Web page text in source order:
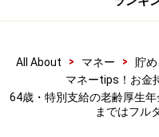
ではございません
※記事内容は執筆時点のも
本記事の内容は一般的な情
商品や投資行動を推奨する
投資や資産運用に関する最
All About > マネー > 貯め
マネーtips！お金
64歳・特別支給の老齢厚生
まではフル